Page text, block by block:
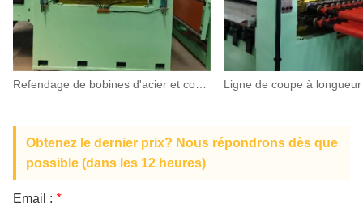
Obtenez le dernier prix? Nous répondrons dès que
possible (dans les 12 heures)
Email : *